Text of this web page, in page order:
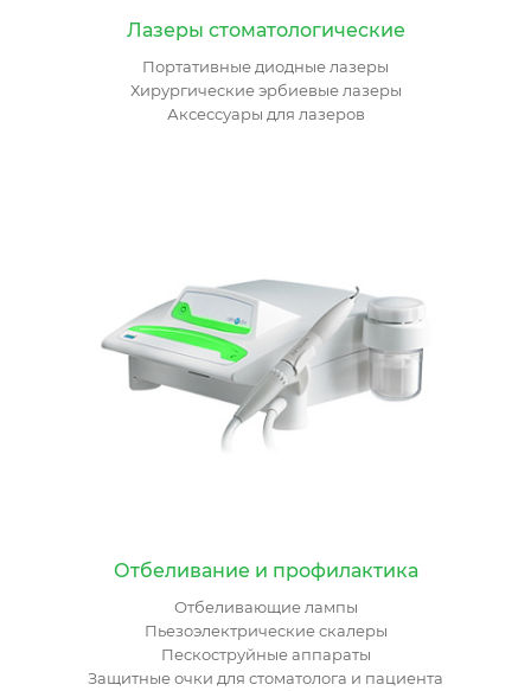
Лазеры стоматологические
Портативные диодные лазеры
Хирургические эрбиевые лазеры
Аксессуары для лазеров
Отбеливание и профилактика
Отбеливающие лампы
Пьезоэлектрические скалеры
Пескоструйные аппараты
Защитные очки для стоматолога и пациента